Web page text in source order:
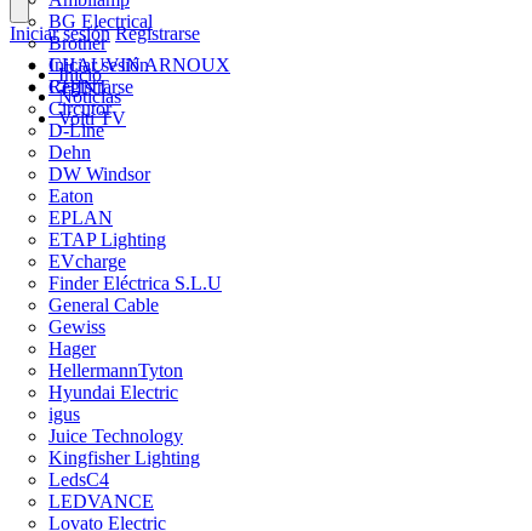
BG Electrical
Brother
CHAUVIN ARNOUX
CHINT
Circutor
D-Line
Dehn
DW Windsor
Eaton
EPLAN
ETAP Lighting
EVcharge
Finder Eléctrica S.L.U
General Cable
Gewiss
Hager
HellermannTyton
Hyundai Electric
igus
Juice Technology
Kingfisher Lighting
LedsC4
LEDVANCE
Lovato Electric
Iniciar sesión
Registrarse
Iniciar sesión Registrarse
Inicio
Noticias
Volti TV